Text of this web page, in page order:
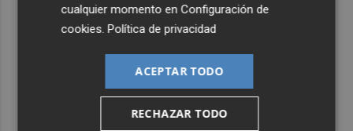
cualquier momento enConfiguración de
cookies .Política de privacidad
ACEPTAR TODO
RECHAZAR TODO